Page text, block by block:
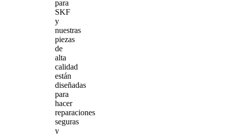
para
SKF
y
nuestras
piezas
de
alta
calidad
están
diseñadas
para
hacer
reparaciones
seguras
y